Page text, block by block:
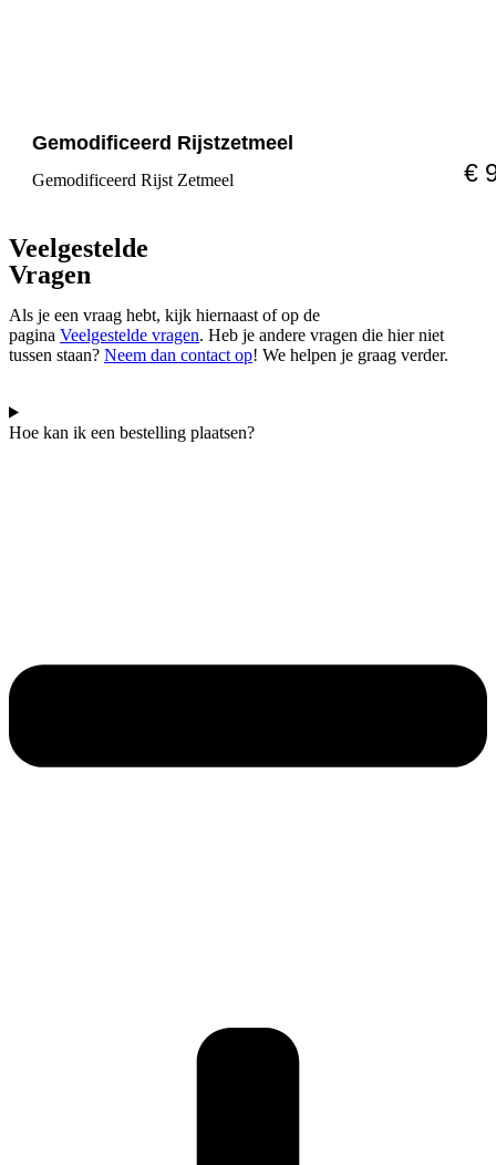
Gemodificeerd Rijstzetmeel
Gemodificeerd Rijst Zetmeel €
Veelgestelde
Vragen
Als je een vraag hebt, kijk hiernaast of op de
pagina Veelgestelde vragen. Heb je andere vragen die hier niet
tussen staan? Neem dan contact op! We helpen je graag verder.
Hoe kan ik een bestelling plaatsen?